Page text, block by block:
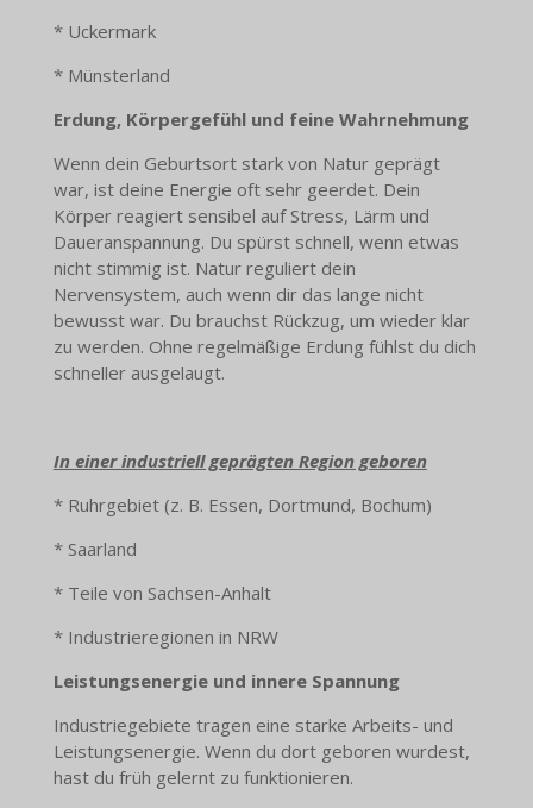
* Uckermark
* Münsterland
Erdung, Körpergefühl und feine Wahrnehmung
Wenn dein Geburtsort stark von Natur geprägt
war, ist deine Energie oft sehr geerdet. Dein
Körper reagiert sensibel auf Stress, Lärm und
Daueranspannung. Du spürst schnell, wenn etwas
nicht stimmig ist. Natur reguliert dein
Nervensystem, auch wenn dir das lange nicht
bewusst war. Du brauchst Rückzug, um wieder klar
zu werden. Ohne regelmäßige Erdung fühlst du dich
schneller ausgelaugt.
In einer industriell geprägten Region geboren
* Ruhrgebiet (z. B. Essen, Dortmund, Bochum)
* Saarland
* Teile von Sachsen-Anhalt
* Industrieregionen in NRW
Leistungsenergie und innere Spannung
Industriegebiete tragen eine starke Arbeits- und
Leistungsenergie. Wenn du dort geboren wurdest,
hast du früh gelernt zu funktionieren.